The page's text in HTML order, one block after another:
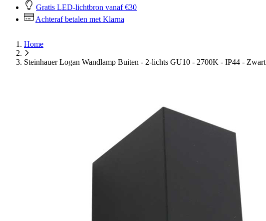
Gratis LED-lichtbron vanaf €30
Achteraf betalen met Klarna
Home
Steinhauer Logan Wandlamp Buiten - 2-lichts GU10 - 2700K - IP44 - Zwart